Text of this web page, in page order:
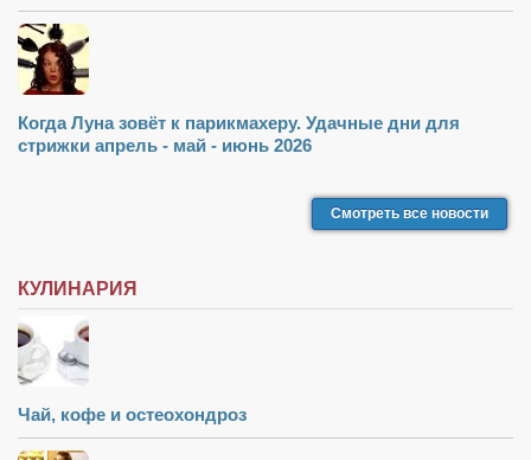
Когда Луна зовёт к парикмахеру. Удачные дни для
стрижки апрель - май - июнь 2026
Смотреть все новости
КУЛИНАРИЯ
Чай, кофе и остеохондроз